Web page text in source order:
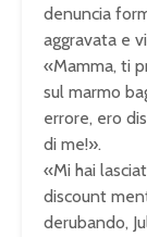
denuncia
aggravata e
«Mamma, ti
sul marmo
errore, ero
di me!».
«Mi hai
discount
derubando,